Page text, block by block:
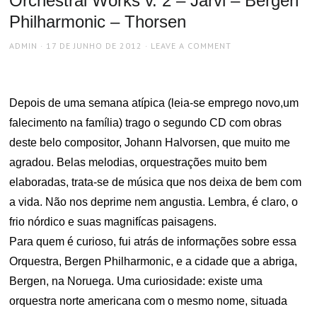
Philharmonic – Thorsen
AUTHOR
ADMIN
POSTED
17 DE JUNHO DE 2012 LEAVE A COMMENT
Depois de uma semana atípica (leia-se emprego novo,um
falecimento na família) trago o segundo CD com obras
deste belo compositor, Johann Halvorsen, que muito me
agradou. Belas melodias, orquestrações muito bem
elaboradas, trata-se de música que nos deixa de bem com
a vida. Não nos deprime nem angustia. Lembra, é claro, o
frio nórdico e suas magnifícas paisagens.
Para quem é curioso, fui atrás de informações sobre essa
Orquestra, Bergen Philharmonic, e a cidade que a abriga,
Bergen, na Noruega. Uma curiosidade: existe uma
orquestra norte americana com o mesmo nome, situada